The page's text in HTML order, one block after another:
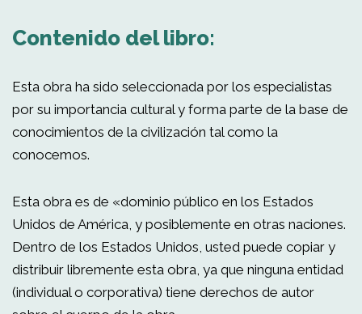
Contenido del libro:
Esta obra ha sido seleccionada por los especialistas
por su importancia cultural y forma parte de la base de
conocimientos de la civilización tal como la
conocemos.
Esta obra es de «dominio público en los Estados
Unidos de América, y posiblemente en otras naciones.
Dentro de los Estados Unidos, usted puede copiar y
distribuir libremente esta obra, ya que ninguna entidad
(individual o corporativa) tiene derechos de autor